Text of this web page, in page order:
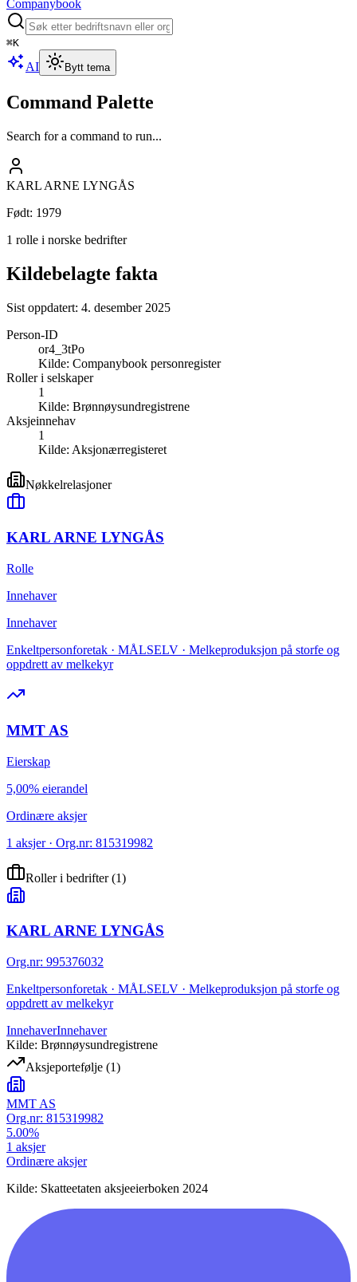
Companybook
⌘K
AI Bytt tema
Command Palette
Search for a command to run...
KARL ARNE LYNGÅS
Født: 1979
1 rolle i norske bedrifter
Kildebelagte fakta
Sist oppdatert: 4. desember 2025
Person-ID
or4_3tPo
Kilde: Companybook personregister
Roller i selskaper
1
Kilde: Brønnøysundregistrene
Aksjeinnehav
1
Kilde: Aksjonærregisteret
Nøkkelrelasjoner
KARL ARNE LYNGÅS
Rolle
Innehaver
Innehaver
Enkeltpersonforetak · MÅLSELV · Melkeproduksjon på storfe og
oppdrett av melkekyr
MMT AS
Eierskap
5,00% eierandel
Ordinære aksjer
1 aksjer · Org.nr: 815319982
Roller i bedrifter(1)
KARL ARNE LYNGÅS
Org.nr: 995376032
Enkeltpersonforetak · MÅLSELV · Melkeproduksjon på storfe og
oppdrett av melkekyr
InnehaverInnehaver
Kilde: Brønnøysundregistrene
Aksjeportefølje (1)
MMT AS
Org.nr: 815319982
5.00%
1 aksjer
Ordinære aksjer
Kilde: Skatteetaten aksjeeierboken 2024